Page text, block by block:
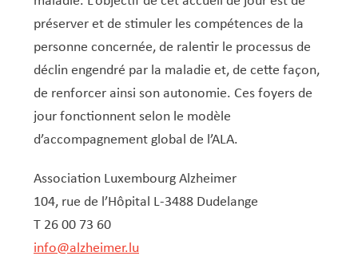
préserver et de stimuler les compétences de la
personne concernée, de ralentir le processus de
déclin engendré par la maladie et, de cette façon,
de renforcer ainsi son autonomie. Ces foyers de
jour fonctionnent selon le modèle
d’accompagnement global de l’ALA.
Association Luxembourg Alzheimer
104, rue de l’Hôpital L-3488 Dudelange
T 26 00 73 60
info@alzheimer.lu